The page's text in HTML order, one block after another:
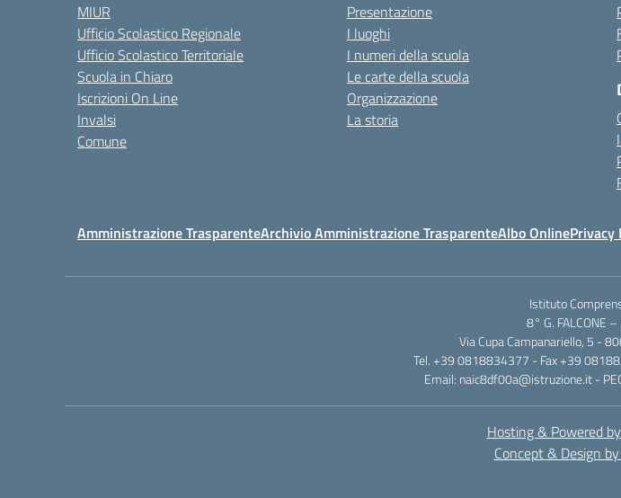
MIUR
Ufficio Scolastico Regionale
Ufficio Scolastico Territoriale
Scuola in Chiaro
Iscrizioni On Line
Invalsi
Comune
Presentazione
I luoghi
I numeri della scuola
Le carte della scuola
Organizzazione
La storia
Amministrazione TrasparenteArchivio Amministrazione TrasparenteAlbo OnlinePrivacy
Istituto
8° G. FALCONE –
Via Cupa Campanariello, 5 -
Tel. +39 0818834377 - Fax +39
Email: naic8df00a@istruzione.it -
Hosting & Powered
Concept & Design